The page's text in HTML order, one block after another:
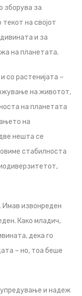
зборува за
на својот
и за
на планетата.
со растенијата –
на животот,
на планетата
на
нешта се
стабилноста
Имав извонреден
Како младич,
дека го
– но, тоа беше
и надеж